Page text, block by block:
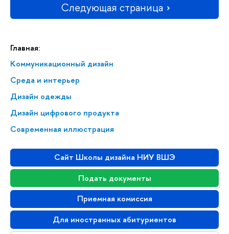
Главная:
Коммуникационный дизайн
Среда и интерьер
Дизайн одежды
Дизайн цифрового продукта
Современная иллюстрация
Сайт Школы дизайна НИУ ВШЭ
Подать документы
Приемная комиссия
Для иностранных абитуриентов
Следующая страница